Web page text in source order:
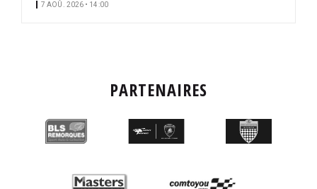
7 AOÛ. 2026 • 14:00
PARTENAIRES